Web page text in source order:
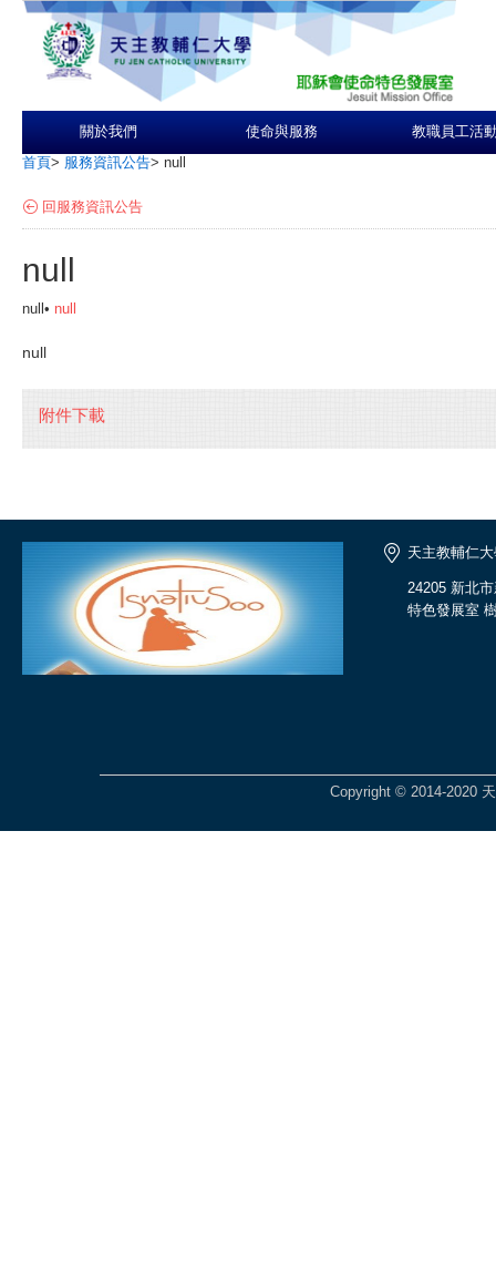
關於我們 使命與服務 教職員工活
首頁> 服務資訊公告> null
回服務資訊公告
null
null• null
null
附件下載
天主教輔仁
24205 新北
特色發展室
Copyright © 2014-2020